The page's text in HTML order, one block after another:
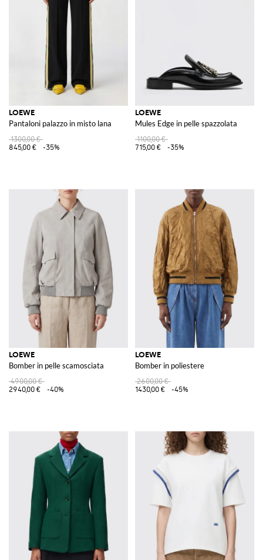
LOEWE
Pantaloni palazzo in misto lana
1300,00 €
845,00 €
-35%
LOEWE
Mules Edge in pelle spazzolata
1100,00 €
715,00 €
-35%
LOEWE
Bomber in pelle scamosciata
4900,00 €
2940,00 €
-40%
LOEWE
Bomber in poliestere
2600,00 €
1430,00 €
-45%